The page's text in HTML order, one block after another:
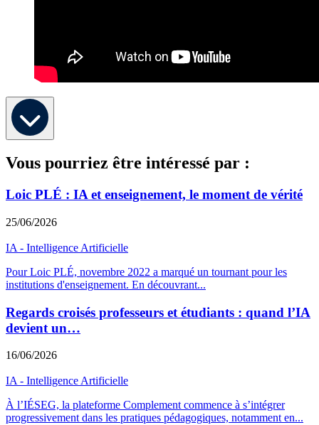
Vous pourriez être intéressé par :
Loic PLÉ : IA et enseignement, le moment de vérité
25/06/2026
IA - Intelligence Artificielle
Pour Loic PLÉ, novembre 2022 a marqué un tournant pour les
institutions d'enseignement. En découvrant...
Regards croisés professeurs et étudiants : quand l’IA
devient un…
16/06/2026
IA - Intelligence Artificielle
À l’IÉSEG, la plateforme Complement commence à s’intégrer
progressivement dans les pratiques pédagogiques, notamment en...